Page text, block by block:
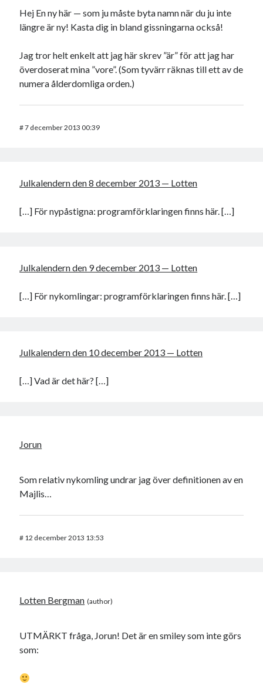
Hej En ny här — som ju måste byta namn när du ju inte
längre är ny! Kasta dig in bland gissningarna också!
Jag tror helt enkelt att jag här skrev ”är” för att jag har
överdoserat mina ”vore”. (Som tyvärr räknas till ett av de
numera ålderdomliga orden.)
#7 december 2013 00:39
Julkalendern den 8 december 2013 — Lotten
[…] För nypåstigna: programförklaringen finns här. […]
Julkalendern den 9 december 2013 — Lotten
[…] För nykomlingar: programförklaringen finns här. […]
Julkalendern den 10 december 2013 — Lotten
[…] Vad är det här? […]
Jorun
Som relativ nykomling undrar jag över definitionen av en
Majlis…
# 12 december 2013 13:53
Lotten Bergman
UTMÄRKT fråga, Jorun! Det är en smiley som inte görs
som: